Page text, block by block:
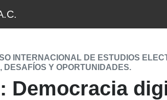
INTERNACIONAL DE ESTUDIOS
DESAFÍOS Y OPORTUNIDADES.
Democracia